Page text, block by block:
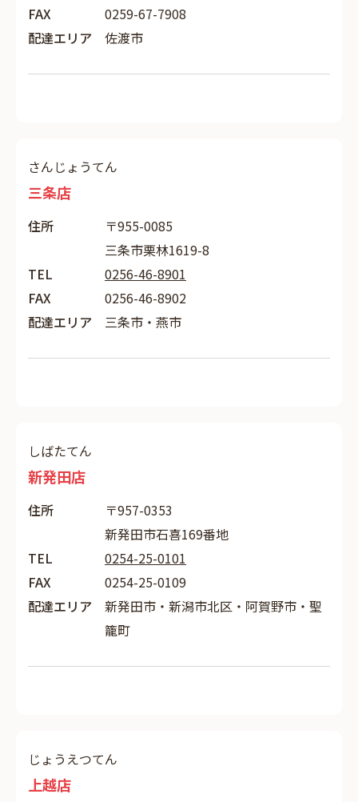
FAX
0259-67-7908
配達エリア
佐渡市
さんじょうてん
三条店
住所
〒955-0085
三条市栗林1619-8
TEL
0256-46-8901
FAX
0256-46-8902
配達エリア
三条市・燕市
しばたてん
新発田店
住所
〒957-0353
新発田市石喜169番地
TEL
0254-25-0101
FAX
0254-25-0109
配達エリア
新発田市・新潟市北区・阿賀野市・聖
籠町
じょうえつてん
上越店